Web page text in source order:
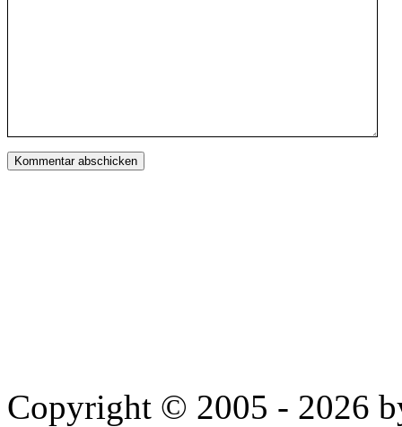
Copyright © 2005 - 2026